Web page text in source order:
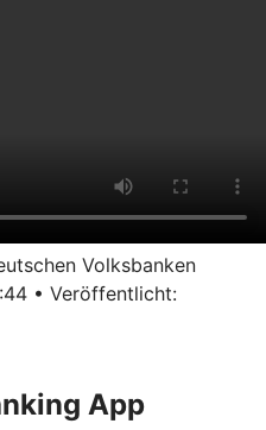
Volksbanken
• Veröffentlicht:
App